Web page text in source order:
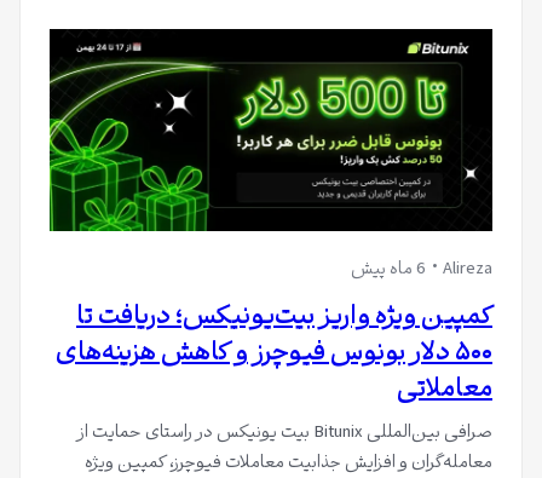
Alireza 6 ماه پیش
کمپین ویژه واریز بیت‌یونیکس؛ دریافت تا
۵۰۰ دلار بونوس فیوچرز و کاهش هزینه‌های
معاملاتی
صرافی بین‌المللی Bitunix بیت یونیکس در راستای حمایت از
معامله‌گران و افزایش جذابیت معاملات فیوچرز، کمپین ویژه